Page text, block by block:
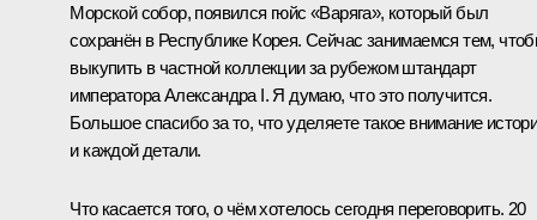
Морской собор, появился гюйс «Варяга», который был
сохранён в Республике Корея. Сейчас занимаемся тем,
выкупить в частной коллекции за рубежом штандарт
императора Александра I. Я думаю, что это получится.
Большое спасибо за то, что уделяете такое внимание
и каждой детали.
Что касается того, о чём хотелось сегодня переговорить. 20